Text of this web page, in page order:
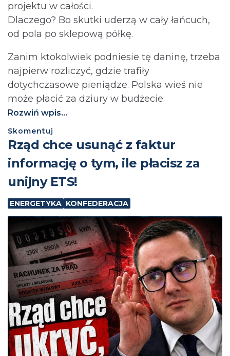
projektu w całości.
Dlaczego? Bo skutki uderzą w cały łańcuch,
od pola po sklepową półkę.
Zanim ktokolwiek podniesie tę daninę, trzeba
najpierw rozliczyć, gdzie trafiły
dotychczasowe pieniądze. Polska wieś nie
może płacić za dziury w budżecie.⁩
Rozwiń wpis...
Skomentuj
Rząd chce usunąć z faktur
informację o tym, ile płacisz za
unijny ETS!
ENERGETYKA KONFEDERACJA